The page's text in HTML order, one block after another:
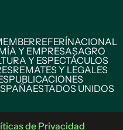
REFERÍNACIONAL
Y EMPRESASAGRO
Y ESPECTÁCULOS
REMATES Y LEGALES
PUBLICACIONES
ESTADOS UNIDOS
de Privacidad